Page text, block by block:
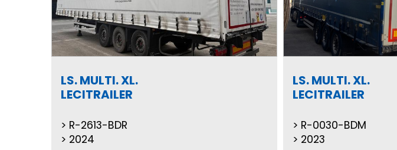
LS. MULTI. XL.
LECITRAILER
R-2613-BDR
2024
LS. MULTI. XL.
LECITRAILER
R-0030-BDM
2023